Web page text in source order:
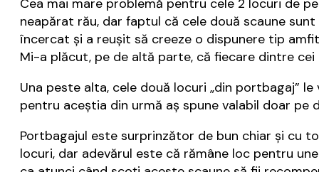
neapărat rău, dar faptul că cele două scaune
încercat și a reușit să creeze o dispunere tip
Mi-a plăcut, pe de altă parte, că fiecare dintre
Una peste alta, cele două locuri „din portbagaj”
pentru aceștia din urmă aș spune valabil doar pe
Portbagajul este surprinzător de bun chiar și cu
locuri, dar adevărul este că rămâne loc pentru